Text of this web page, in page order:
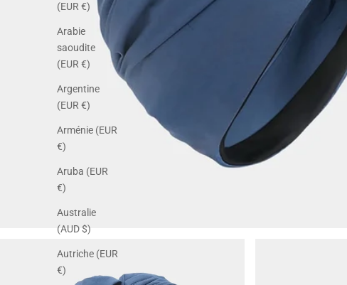
(EUR €)
Arabie
saoudite
(EUR €)
Argentine
(EUR €)
Arménie (EUR
€)
Aruba (EUR
€)
Australie
(AUD $)
Autriche (EUR
€)